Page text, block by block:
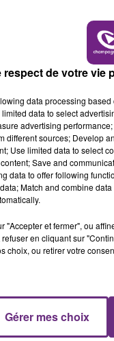
12 juin 2026
QUE FAIRE CE
MARNE, LES
11 juin 2026
LA
respect de votre vie
data processing
data to select
advertising
different sources; Develop
Use limited data to select
Save and
data to offer following
Match and combine
"Accepter et fermer", ou
en cliquant sur
choix, ou retirer votre
Gérer mes choix